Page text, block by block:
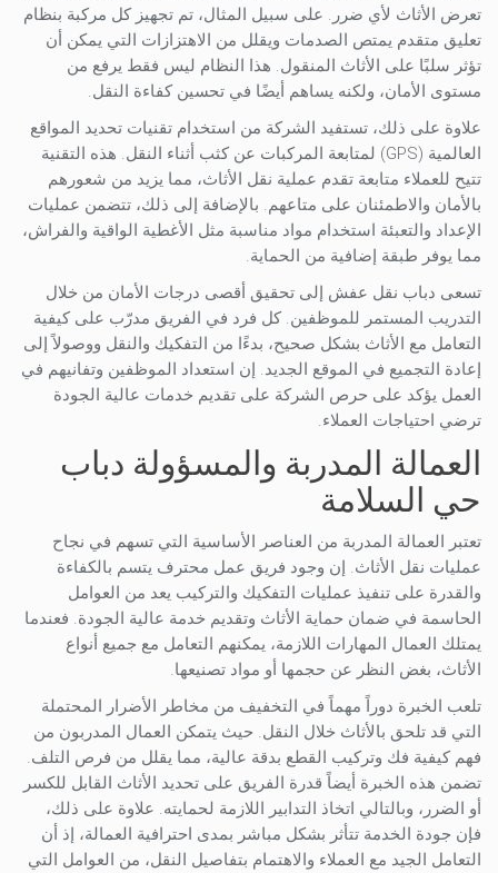
تعرض الأثاث لأي ضرر. على سبيل المثال، تم تجهيز كل مركبة بنظام
تعليق متقدم يمتص الصدمات ويقلل من الاهتزازات التي يمكن أن
تؤثر سلبًا على الأثاث المنقول. هذا النظام ليس فقط يرفع من
مستوى الأمان، ولكنه يساهم أيضًا في تحسين كفاءة النقل.
علاوة على ذلك، تستفيد الشركة من استخدام تقنيات تحديد المواقع
العالمية (GPS) لمتابعة المركبات عن كثب أثناء النقل. هذه التقنية
تتيح للعملاء متابعة تقدم عملية نقل الأثاث، مما يزيد من شعورهم
بالأمان والاطمئنان على متاعهم. بالإضافة إلى ذلك، تتضمن عمليات
الإعداد والتعبئة استخدام مواد مناسبة مثل الأغطية الواقية والفراش،
مما يوفر طبقة إضافية من الحماية.
تسعى دباب نقل عفش إلى تحقيق أقصى درجات الأمان من خلال
التدريب المستمر للموظفين. كل فرد في الفريق مدرّب على كيفية
التعامل مع الأثاث بشكل صحيح، بدءًا من التفكيك والنقل ووصولاً إلى
إعادة التجميع في الموقع الجديد. إن استعداد الموظفين وتفانيهم في
العمل يؤكد على حرص الشركة على تقديم خدمات عالية الجودة
ترضي احتياجات العملاء.
العمالة المدربة والمسؤولة دباب
حي السلامة
تعتبر العمالة المدربة من العناصر الأساسية التي تسهم في نجاح
عمليات نقل الأثاث. إن وجود فريق عمل محترف يتسم بالكفاءة
والقدرة على تنفيذ عمليات التفكيك والتركيب يعد من العوامل
الحاسمة في ضمان حماية الأثاث وتقديم خدمة عالية الجودة. فعندما
يمتلك العمال المهارات اللازمة، يمكنهم التعامل مع جميع أنواع
الأثاث، بغض النظر عن حجمها أو مواد تصنيعها.
تلعب الخبرة دوراً مهماً في التخفيف من مخاطر الأضرار المحتملة
التي قد تلحق بالأثاث خلال النقل. حيث يتمكن العمال المدربون من
فهم كيفية فك وتركيب القطع بدقة عالية، مما يقلل من فرص التلف.
تضمن هذه الخبرة أيضاً قدرة الفريق على تحديد الأثاث القابل للكسر
أو الضرر، وبالتالي اتخاذ التدابير اللازمة لحمايته. علاوة على ذلك،
فإن جودة الخدمة تتأثر بشكل مباشر بمدى احترافية العمالة، إذ أن
التعامل الجيد مع العملاء والاهتمام بتفاصيل النقل، من العوامل التي